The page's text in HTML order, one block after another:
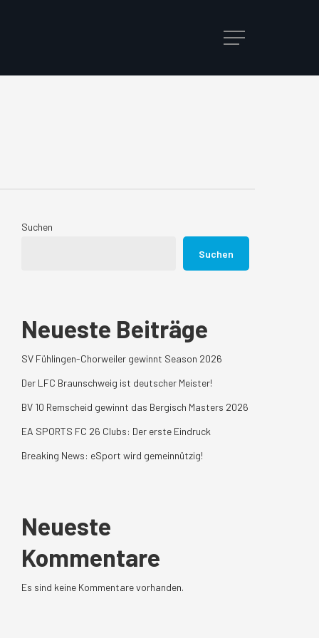
Menu
Suchen
Suchen
Neueste Beiträge
SV Fühlingen-Chorweiler gewinnt Season 2026
Der LFC Braunschweig ist deutscher Meister!
BV 10 Remscheid gewinnt das Bergisch Masters 2026
EA SPORTS FC 26 Clubs: Der erste Eindruck
Breaking News: eSport wird gemeinnützig!
Neueste
Kommentare
Es sind keine Kommentare vorhanden.